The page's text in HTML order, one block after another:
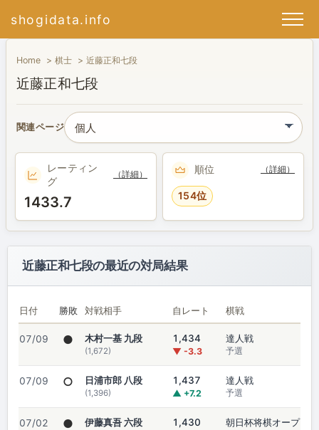
shogidata.info
Home 棋士 近藤正和七段
近藤正和七段
関連ページ
レーティン
グ
（詳細）
1433.7
順位 （詳細）
154位
近藤正和七段の最近の対局結果
日付 勝敗 対戦相手 自レート 棋戦
07/09 ● 木村一基 九段
(1,672)
1,434
▼ -3.3
達人戦
予選
07/09 ○ 日浦市郎 八段
(1,396)
1,437
▲ +7.2
達人戦
予選
07/02 ● 伊藤真吾 六段 1,430
朝日杯将棋オープ